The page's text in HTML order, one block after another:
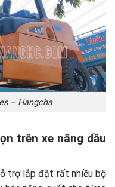
– Hangcha
trên xe nâng dầu
trợ lắp đặt rất nhiều bộ